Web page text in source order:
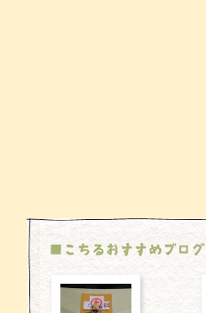
■こちるおすすめブログ